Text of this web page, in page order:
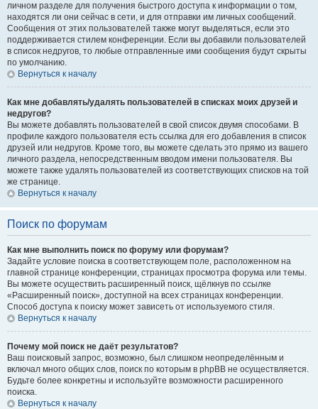
личном разделе для получения быстрого доступа к информации о том,
находятся ли они сейчас в сети, и для отправки им личных сообщений.
Сообщения от этих пользователей также могут выделяться, если это
поддерживается стилем конференции. Если вы добавили пользователей
в список недругов, то любые отправленные ими сообщения будут скрыты
по умолчанию.
Вернуться к началу
Как мне добавлять/удалять пользователей в списках моих друзей и
недругов?
Вы можете добавлять пользователей в свой список двумя способами. В
профиле каждого пользователя есть ссылка для его добавления в список
друзей или недругов. Кроме того, вы можете сделать это прямо из вашего
личного раздела, непосредственным вводом имени пользователя. Вы
можете также удалять пользователей из соответствующих списков на той
же странице.
Вернуться к началу
Поиск по форумам
Как мне выполнить поиск по форуму или форумам?
Задайте условие поиска в соответствующем поле, расположенном на
главной странице конференции, страницах просмотра форума или темы.
Вы можете осуществить расширенный поиск, щёлкнув по ссылке
«Расширенный поиск», доступной на всех страницах конференции.
Способ доступа к поиску может зависеть от используемого стиля.
Вернуться к началу
Почему мой поиск не даёт результатов?
Ваш поисковый запрос, возможно, был слишком неопределённым и
включал много общих слов, поиск по которым в phpBB не осуществляется.
Будьте более конкретны и используйте возможности расширенного
поиска.
Вернуться к началу